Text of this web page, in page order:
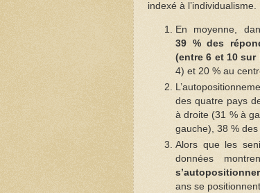
indexé à l’individualisme.
En moyenne,
39 % des
(entre 6 et 10 sur
4) et 20 % au
des quatre pays
à droite (31 % à
gauche), 38 %
Alors que les
données
ans se